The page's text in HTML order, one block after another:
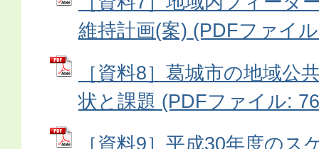
維持計画(案) (PDFファイ
［資料8］葛城市の地域公
状と課題 (PDFファイル:
［資料9］平成30年度のス